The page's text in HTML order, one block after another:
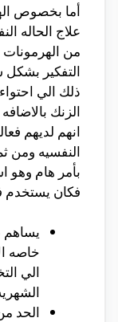
أما بخصوص
علاج الحاله
من الهرمونات
التفكير
ذلك الي
الزنك
انهم لديهم
النفسيه ومن
بأمر هام وهو
فكان يستخدم
يساهم
خاصه
الي
الحد